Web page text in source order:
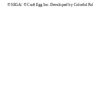
© SEGA / © Craft Egg Inc. Developed by Colorful